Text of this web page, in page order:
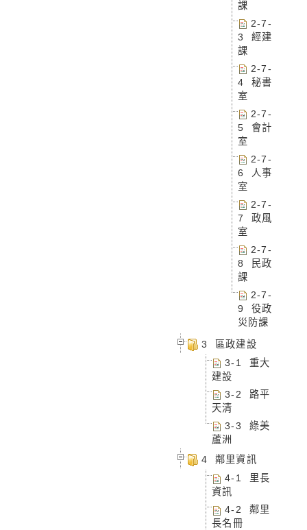
課
2-7-
3 經建
課
2-7-
4 秘書
室
2-7-
5 會計
室
2-7-
6 人事
室
2-7-
7 政風
室
2-7-
8 民政
課
2-7-
9 役政
災防課
3 區政建設
3-1 重大
建設
3-2 路平
天清
3-3 綠美
蘆洲
4 鄰里資訊
4-1 里長
資訊
4-2 鄰里
長名冊